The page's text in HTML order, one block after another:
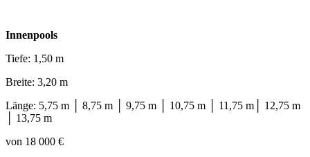
Innenpools
Tiefe: 1,50 m
Breite: 3,20 m
Länge: 5,75 m │ 8,75 m │ 9,75 m │ 10,75 m │ 11,75 m│ 12,75 m
│ 13,75 m
von 18 000 €